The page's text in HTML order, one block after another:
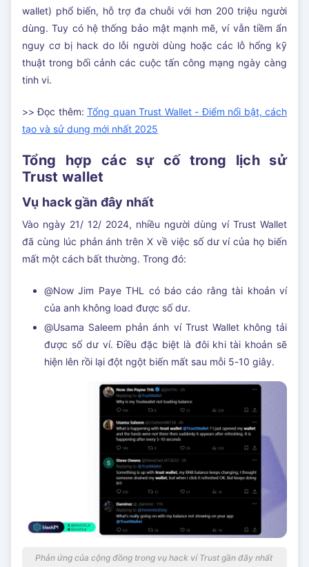
wallet) phổ biến, hỗ trợ đa chuỗi với hơn 200 triệu người
dùng. Tuy có hệ thống bảo mật mạnh mẽ, ví vẫn tiềm ẩn
nguy cơ bị hack do lỗi người dùng hoặc các lỗ hổng kỹ
thuật trong bối cảnh các cuộc tấn công mạng ngày càng
tinh vi.
>> Đọc thêm:Tổng quan Trust Wallet - Điểm nổi bật, cách
tạo và sử dụng mới nhất 2025
Tổng hợp các sự cố trong lịch sử
Trust wallet
Vụ hack gần đây nhất
Vào ngày 21/ 12/ 2024, nhiều người dùng ví Trust Wallet
đã cùng lúc phản ánh trên X về việc số dư ví của họ biến
mất một cách bất thường. Trong đó:
@Now Jim Paye THL có báo cáo rằng tài khoản ví
của anh không load được số dư.
@Usama Saleem phản ánh ví Trust Wallet không tải
được số dư ví. Điều đặc biệt là đôi khi tài khoản sẽ
hiện lên rồi lại đột ngột biến mất sau mỗi 5-10 giây.
Phản ứng của cộng đồng trong vụ hack ví Trust gần đây nhất